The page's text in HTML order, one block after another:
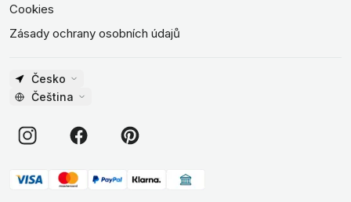
Cookies
Zásady ochrany osobních údajů
Česko
Čeština